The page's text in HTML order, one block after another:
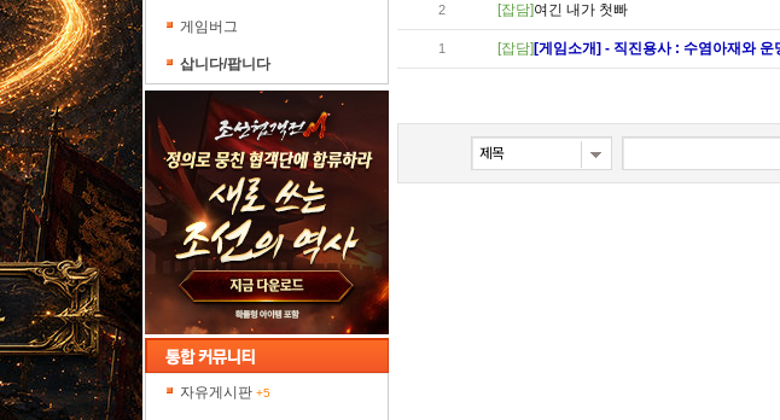
게임버그
삽니다/팝니다
자유게시판 +5
2 [잡담]여긴 내가 첫빠
1 [잡담] [게임소개] - 직진용사 : 수염아재와 운